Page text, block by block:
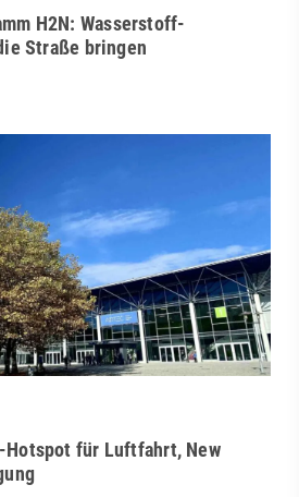
H2N: Wasserstoff-
Straße bringen
Hotspot für Luftfahrt, New